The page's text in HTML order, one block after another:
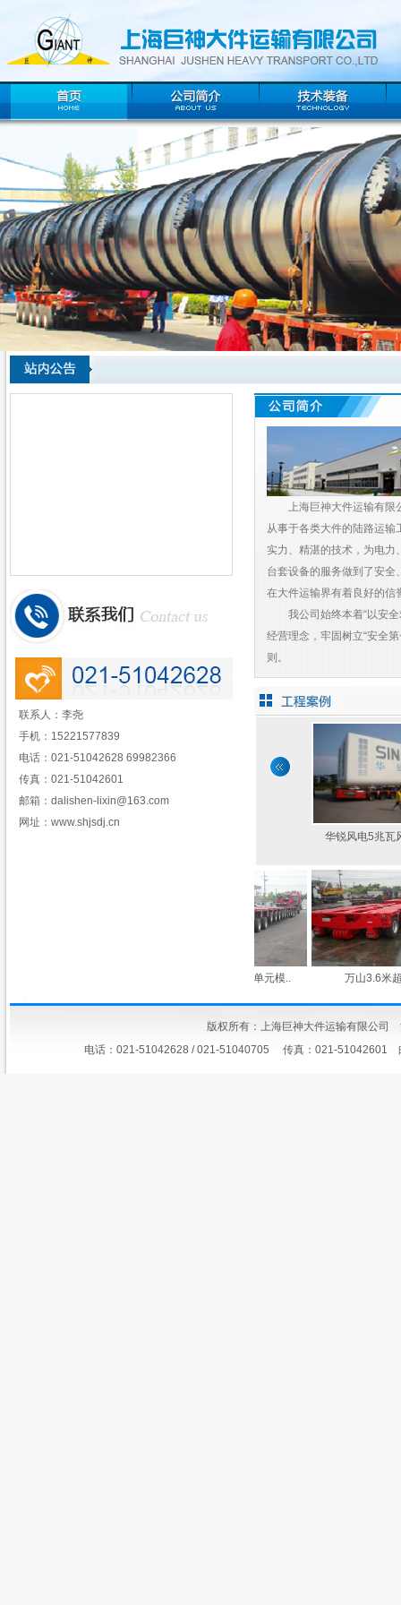
联系人：李尧
手机：15221577839
电话：021-51042628 69982366
传真：021-51042601
邮箱：dalishen-lixin@163.com
网址：www.shjsdj.cn
上海巨神大件运输有限
从事于各类大件的陆路运输
实力、精湛的技术，为电力
台套设备的服务做到了安全
在大件运输界有着良好的信
我公司始终本着“以安全
经营理念，牢固树立“安全
则。
华锐风电5兆瓦
哥德浩夫自行式单元模.. 万山3.6米超
版权所有：上海巨神大件运输有限公司
电话：021-51042628 / 021-51040705 传真：021-